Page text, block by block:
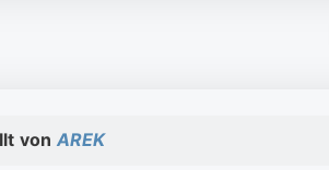
von AREK